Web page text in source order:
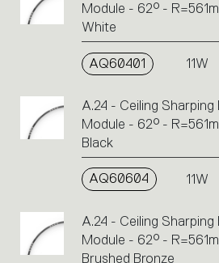
Module - 62° -
White
AQ60401 11W
A.24 - Ceiling
Module - 62° -
Black
AQ60604 11W
A.24 - Ceiling
Module - 62° -
Brushed Bronze